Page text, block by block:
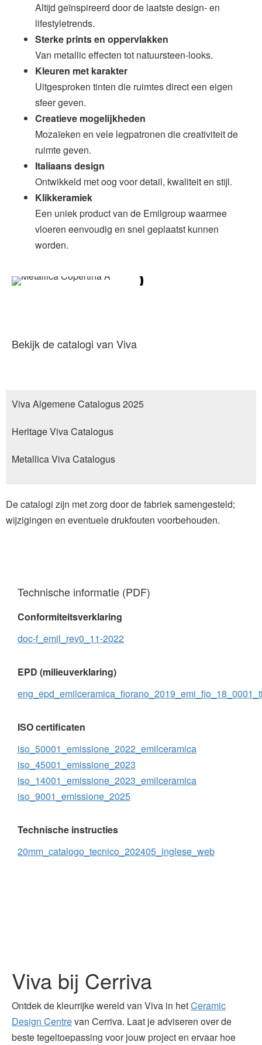
Altijd geïnspireerd door de laatste design- en
lifestyletrends.
Sterke prints en oppervlakken
Van metallic effecten tot natuursteen-looks.
Kleuren met karakter
Uitgesproken tinten die ruimtes direct een eigen
sfeer geven.
Creatieve mogelijkheden
Mozaïeken en vele legpatronen die creativiteit de
ruimte geven.
Italiaans design
Ontwikkeld met oog voor detail, kwaliteit en stijl.
Klikkeramiek
Een uniek product van de Emilgroup waarmee
vloeren eenvoudig en snel geplaatst kunnen
worden.
Bekijk de catalogi van Viva
Viva Algemene Catalogus 2025
Heritage Viva Catalogus
Metallica Viva Catalogus
De catalogi zijn met zorg door de fabriek samengesteld;
wijzigingen en eventuele drukfouten voorbehouden.
Technische informatie (PDF)
Conformiteitsverklaring
doc-f_emil_rev0_11-2022
EPD (milieuverklaring)
ISO certificaten
iso_50001_emissione_2022_emilceramica
iso_45001_emissione_2023
iso_14001_emissione_2023_emilceramica
iso_9001_emissione_2025
Technische instructies
20mm_catalogo_tecnico_202405_inglese_web
Viva bij Cerriva
Ontdek de kleurrijke wereld van Viva in hetCeramic
Design Centrevan Cerriva. Laat je adviseren over de
beste tegeltoepassing voor jouw project en ervaar hoe